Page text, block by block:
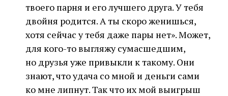
твоего парня и его лучшего друга. У тебя
двойня родится. А ты скоро женишься,
хотя сейчас у тебя даже пары нет». Может,
для кого-то выгляжу сумасшедшим,
но друзья уже привыкли к такому. Они
знают, что удача со мной и деньги сами
ко мне липнут. Так что их мой выигрыш